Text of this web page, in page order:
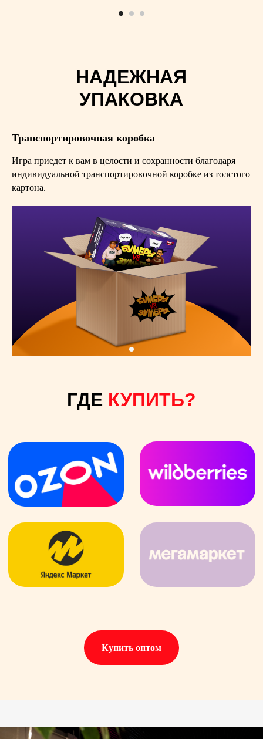
Транспортировочная коробка
Игра приедет к вам в целости и сохранности благодаря
индивидуальной транспортировочной коробке из толстого
картона.
Купить оптом
О НАС ГОВОРЯТ
ОТЗЫВОВ
О НАС
оценка среди
покупателей